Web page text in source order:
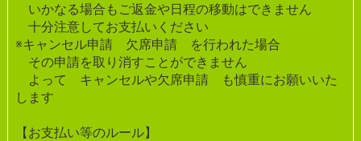
いかなる場合もご返金や日程の移動はできません
十分注意してお支払いください
※キャンセル申請 欠席申請 を行われた場合
その申請を取り消すことができません
よって キャンセルや欠席申請 も慎重にお願いいた
します
【お支払い等のルール】